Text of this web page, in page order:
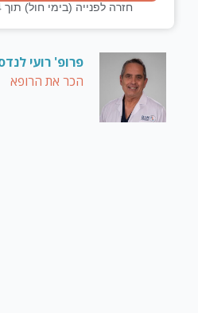
חזרה לפנייה (בימי חול) תוך 24 שעות
פרופ' רועי
הכר את הרופא